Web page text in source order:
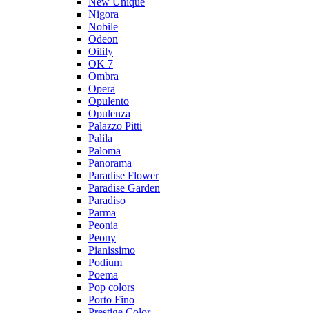
Nigora
Nobile
Odeon
Oilily
OK 7
Ombra
Opera
Opulento
Opulenza
Palazzo Pitti
Palila
Paloma
Panorama
Paradise Flower
Paradise Garden
Paradiso
Parma
Peonia
Peony
Pianissimo
Podium
Poema
Pop colors
Porto Fino